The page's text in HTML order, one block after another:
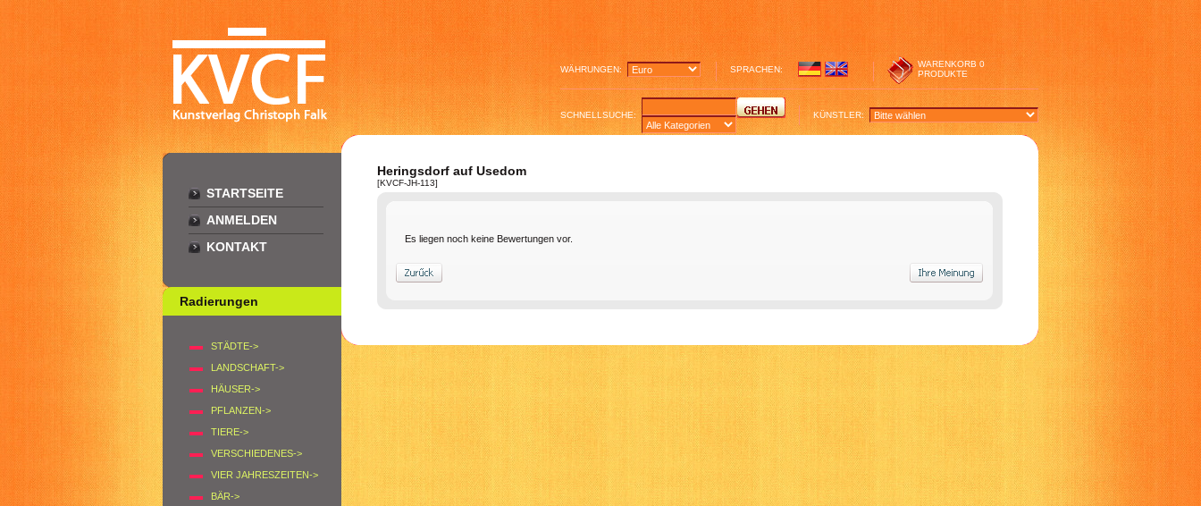
WÄHRUNGEN: SPRACHEN:
WARENKORB 0
PRODUKTE
SCHNELLSUCHE: KÜNSTLER:
STARTSEITE
ANMELDEN
KONTAKT
Radierungen
STÄDTE->
LANDSCHAFT->
HÄUSER->
PFLANZEN->
TIERE->
VERSCHIEDENES->
VIER JAHRESZEITEN->
BÄR->
Heringsdorf auf Usedom
[KVCF-JH-113]
Es liegen noch keine Bewertungen vor.